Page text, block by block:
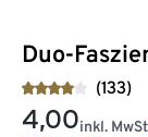
Duo-
(133)
4,00inkl.